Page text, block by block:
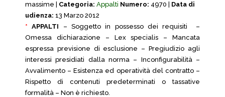
massime | Categoria: Appalti Numero: 4970 | Data di
udienza: 13 Marzo 2012
* APPALTI – Soggetto in possesso dei requisiti –
Omessa dichiarazione – Lex specialis – Mancata
espressa previsione di esclusione – Pregiudizio agli
interessi presidiati dalla norma – Inconfigurabilità –
Avvalimento – Esistenza ed operatività del contratto –
Rispetto di contenuti predeterminati o tassative
formalità – Non è richiesto.